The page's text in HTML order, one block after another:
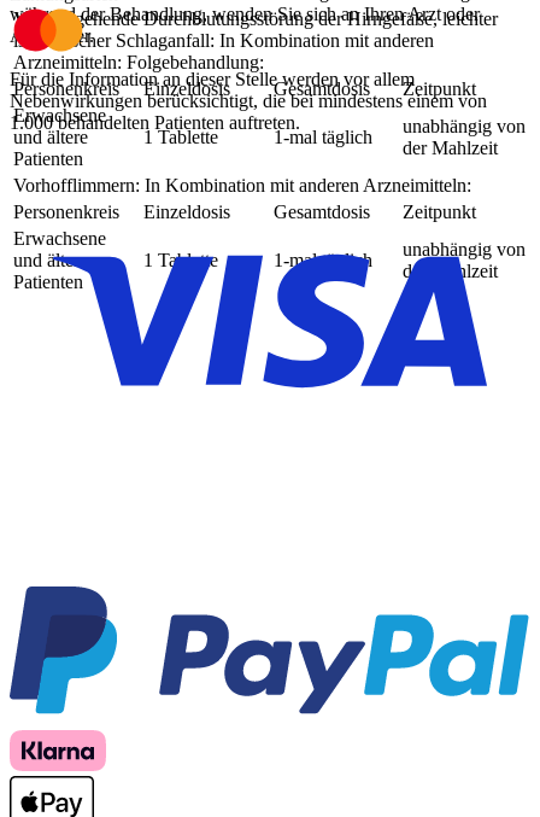
Vorübergehende Durchblutungsstörung der Hirngefäße, leichter
ischämischer Schlaganfall: In Kombination mit anderen
Arzneimitteln: Folgebehandlung:
Personenkreis
Einzeldosis Gesamtdosis
Zeitpunkt
Erwachsene
und ältere
Patienten
1 Tablette 1-mal täglich
unabhängig von
der Mahlzeit
Vorhofflimmern: In Kombination mit anderen Arzneimitteln:
Personenkreis
Einzeldosis Gesamtdosis
Zeitpunkt
Erwachsene
und ältere
Patienten
1 Tablette 1-mal täglich
unabhängig von
der Mahlzeit
während der Behandlung, wenden Sie sich an Ihren Arzt oder
Apotheker.
Für die Information an dieser Stelle werden vor allem
Nebenwirkungen berücksichtigt, die bei mindestens einem von
1.000 behandelten Patienten auftreten.